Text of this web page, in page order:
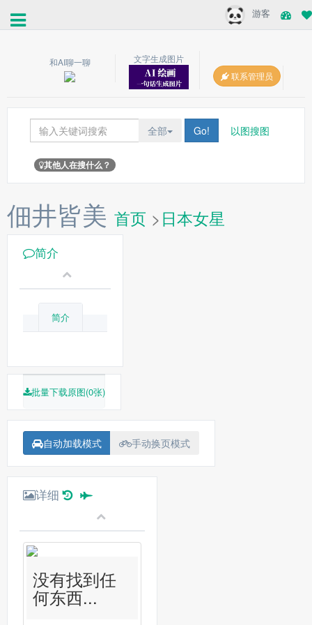
游客
和AI聊一聊
文字生成图片
联系管理员
全部 Go! 以图搜图
其他人在搜什么？
佃井皆美 首页 >日本女星
简介
简介
批量下载原图(0张)
自动加载模式 手动换页模式
详细
没有找到任
何东西...